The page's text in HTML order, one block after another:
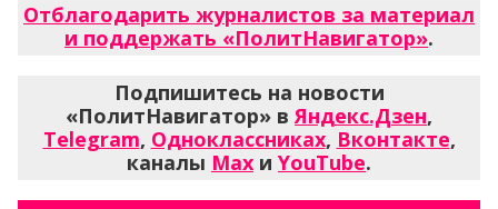
Отблагодарить журналистов за материал
и поддержать «ПолитНавигатор».
Подпишитесь на новости
«ПолитНавигатор» вЯндекс.Дзен,
Telegram, Одноклассниках, Вконтакте,
каналы Max и YouTube.